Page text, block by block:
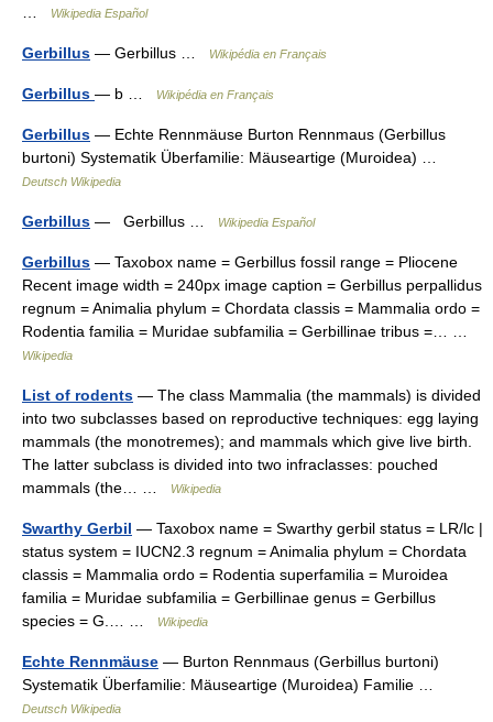
Wikipedia Español
Gerbillus — Gerbillus … Wikipédia en Français
Gerbillus — b … Wikipédia en Français
Gerbillus — Echte Rennmäuse Burton Rennmaus (Gerbillus
burtoni) Systematik Überfamilie: Mäuseartige (Muroidea) …
Deutsch Wikipedia
Gerbillus — Gerbillus … Wikipedia Español
Gerbillus — Taxobox name = Gerbillus fossil range = Pliocene
Recent image width = 240px image caption = Gerbillus perpallidus
regnum = Animalia phylum = Chordata classis = Mammalia ordo =
Rodentia familia = Muridae subfamilia = Gerbillinae tribus =… …
Wikipedia
List of rodents — The class Mammalia (the mammals) is divided
into two subclasses based on reproductive techniques: egg laying
mammals (the monotremes); and mammals which give live birth.
The latter subclass is divided into two infraclasses: pouched
mammals (the… …
Wikipedia
Swarthy Gerbil — Taxobox name = Swarthy gerbil status = LR/lc |
status system = IUCN2.3 regnum = Animalia phylum = Chordata
classis = Mammalia ordo = Rodentia superfamilia = Muroidea
familia = Muridae subfamilia = Gerbillinae genus = Gerbillus
species = G.… …
Wikipedia
Echte Rennmäuse — Burton Rennmaus (Gerbillus burtoni)
Systematik Überfamilie: Mäuseartige (Muroidea) Familie …
Deutsch Wikipedia